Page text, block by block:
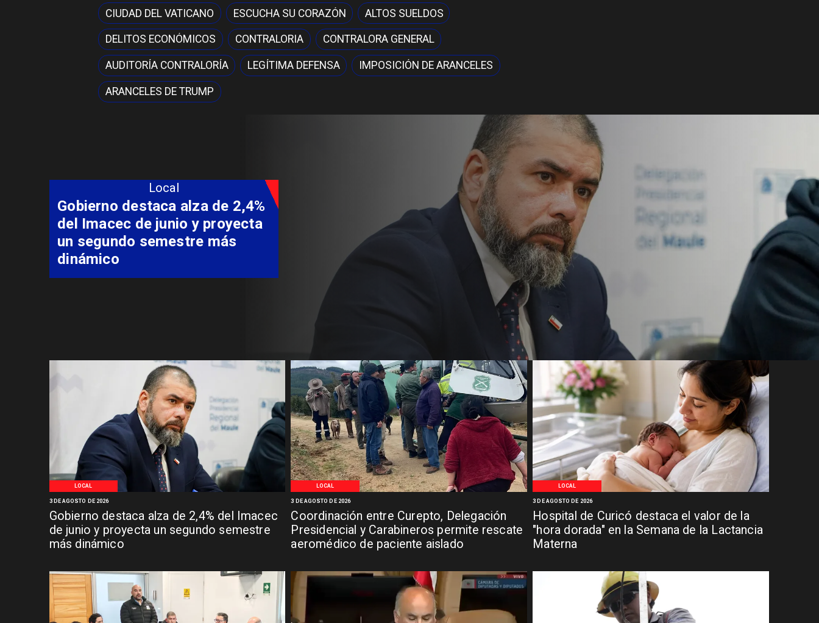
CIUDAD DEL VATICANO ESCUCHA SU CORAZÓN ALTOS SUELDOS
DELITOS ECONÓMICOS CONTRALORIA CONTRALORA GENERAL
AUDITORÍA CONTRALORÍA LEGÍTIMA DEFENSA IMPOSICIÓN DE ARANCELES
ARANCELES DE TRUMP
LOCAL
Gobierno destaca alza de 2,4% del Imacec
de junio y proyecta un segundo semestre
más dinámico
3 DE AGOSTO DE 2026
LOCAL
Coordinación entre Curepto, Delegación
Presidencial y Carabineros permite rescate
aeromédico de paciente aislado
3 DE AGOSTO DE 2026
LOCAL
Hospital de Curicó destaca el valor de la
"hora dorada" en la Semana de la Lactancia
Materna
3 DE AGOSTO DE 2026
Local
Coordinación entre Curepto,
Delegación Presidencial y
Carabineros permite rescate
aeromédico de paciente
aislado